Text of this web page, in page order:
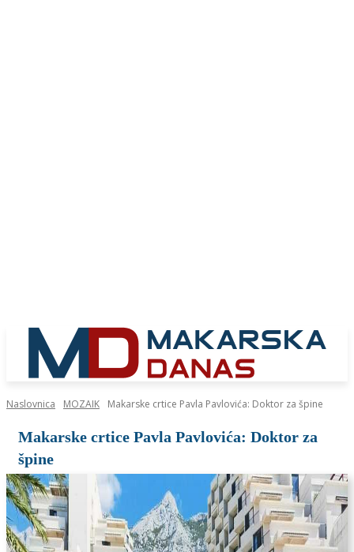
Naslovnica MOZAIK Makarske crtice Pavla Pavlovića: Doktor za špine
Makarske crtice Pavla Pavlovića: Doktor za
špine